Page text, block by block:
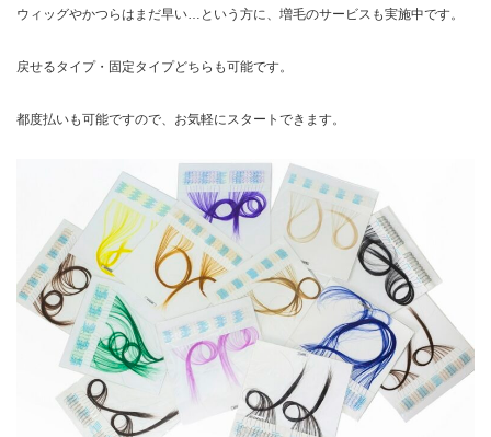
ウィッグやかつらはまだ早い…という方に、増毛のサービスも実施中です。
戻せるタイプ・固定タイプどちらも可能です。
都度払いも可能ですので、お気軽にスタートできます。